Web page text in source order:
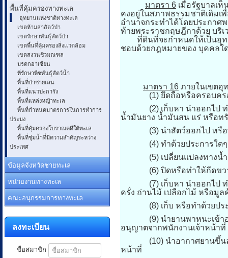
พื้นที่คุ้มครองทางทะเล
อุทยานแห่งชาติทางทะเล
เขตห้ามล่าสัตว์ป่า
เขตรักษาพันธุ์สัตว์ป่า
เขตพื้นที่คุ้มครองสิ่งเเวดล้อม
เขตสงวนชีวมณฑล
มรดกอาเซียน
ที่รักษาพืชพันธุ์สัตว์น้ำ
พื้นที่ป่าชายเลน
พื้นที่แนวปะการัง
พื้นที่แหล่งหญ้าทะเล
พื้นที่กำหนดมาตรการในการทำการ
ประมง
พื้นที่คุ้มครองโบราณคดีใต้ทะเล
พื้นที่ชุ่มน้ำที่มีความสำคัญระหว่าง
ประเทศ
ข้อมูลจังหวัดชายทะเล
หน่วยงานทางทะเล
คณะอนุกรรมการทางทะเล
ลงทะเบียน
ชื่อสมาชิก
มาตรา 6 เมื่อรัฐบาลเ
คงอยู่ในสภาพธรรมชาติเดิมเ
อำนาจกระทำได้โดยประกา
ท้ายพระราชกฤษฎีกาด้วย บริ
ที่ดินที่จะกำหนดให้เป็นอุทย
ชอบด้วยกฎหมายของ บุคคลใ
มาตรา 16 ภายในเขตอุ
(1) ยึดถือหรือครอบครองที่
(2) เก็บหา นำออกไป ทำด้
น้ำมันยาง น้ำมันสน แร่ หรือท
(3) นำสัตว์ออกไป หรือทำ
(4) ทำด้วยประการใดๆ ใ
(5) เปลี่ยนแปลงทางน้ำหรื
(6) ปิดหรือทำให้กีดขวา
(7) เก็บหา นำออกไป ทำด้
ครั่ง ถ่านไม้ เปลือกไม้ หรือมูล
(8) เก็บ หรือทำด้วยประก
(9) นำยานพาหนะเข้าออก
อนุญาตจากพนักงานเจ้าหน้าที่
(10) นำอากาศยานขึ้นลงใ
หน้าที่